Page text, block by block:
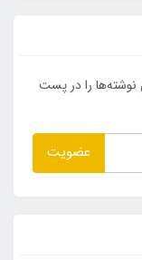
نوشته‌ها را در پست
عضویت